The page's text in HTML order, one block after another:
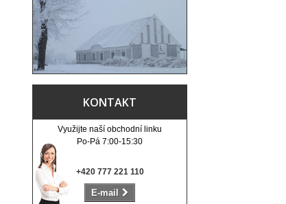
KONTAKT
Využijte naší obchodní linku
Po-Pá 7:00-15:30
+420 777 221 110
E-mail